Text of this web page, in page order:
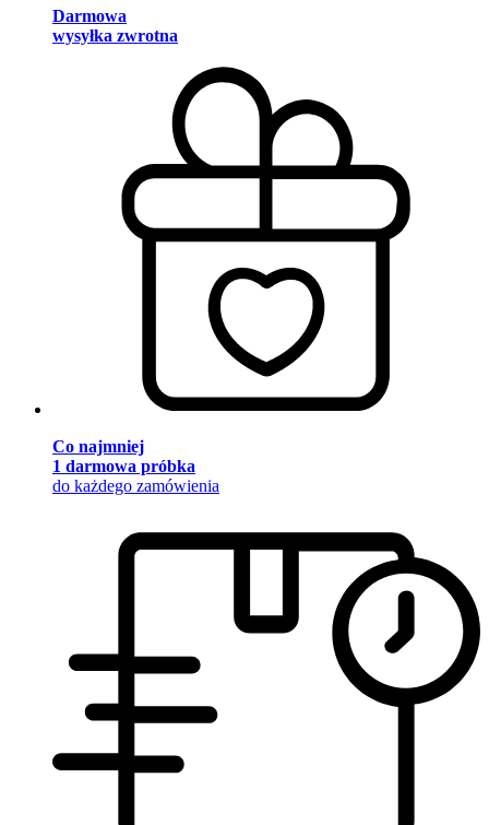
Darmowa
wysyłka zwrotna
Co najmniej
1 darmowa próbka
do każdego zamówienia